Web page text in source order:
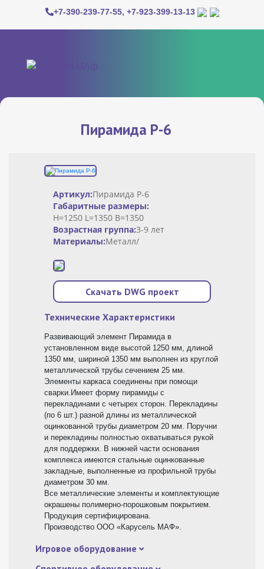
+7-390-239-77-55, +7-923-399-13-13
Пирамида Р-6
Артикул:Пирамида Р-6
Габаритные размеры:
H=1250 L=1350 B=1350
Возрастная группа:3-9 лет
Материалы:Металл/
Скачать DWG проект
Технические Характеристики
Развивающий элемент Пирамида в
установленном виде высотой 1250 мм, длиной
1350 мм, шириной 1350 мм выполнен из круглой
металлической трубы сечением 25 мм.
Элементы каркаса соединены при помощи
сварки.Имеет форму пирамиды с
перекладинами с четырех сторон. Перекладины
(по 6 шт.) разной длины из металлической
оцинкованной трубы диаметром 20 мм. Поручни
и перекладины полностью охватываться рукой
для поддержки. В нижней части основания
комплекса имеются стальные оцинкованные
закладные, выполненные из профильной трубы
диаметром 30 мм.
Все металлические элементы и комплектующие
окрашены полимерно-порошковым покрытием.
Продукция сертифицирована.
Производство ООО «Карусель МАФ».
Игровое оборудование